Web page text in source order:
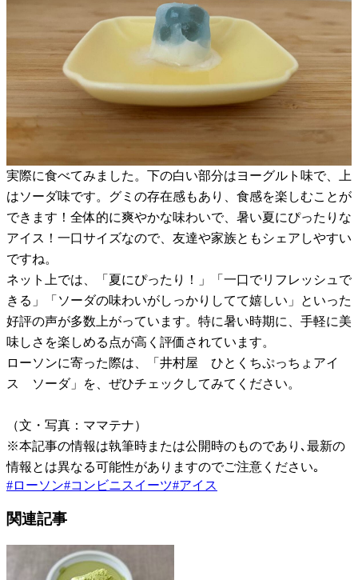
実際に食べてみました。下の白い部分はヨーグルト味で、上
はソーダ味です。グミの存在感もあり、食感を楽しむことが
できます！全体的に爽やかな味わいで、暑い夏にぴったりな
アイス！一口サイズなので、友達や家族ともシェアしやすい
ですね。
ネット上では、「夏にぴったり！」「一口でリフレッシュで
きる」「ソーダの味わいがしっかりしてて嬉しい」といった
好評の声が多数上がっています。特に暑い時期に、手軽に美
味しさを楽しめる点が高く評価されています。
ローソンに寄った際は、「井村屋 ひとくちぷっちょアイ
ス ソーダ」を、ぜひチェックしてみてください。
（文・写真：ママテナ）
※本記事の情報は執筆時または公開時のものであり､最新の
情報とは異なる可能性がありますのでご注意ください｡
#ローソン#コンビニスイーツ#アイス
関連記事